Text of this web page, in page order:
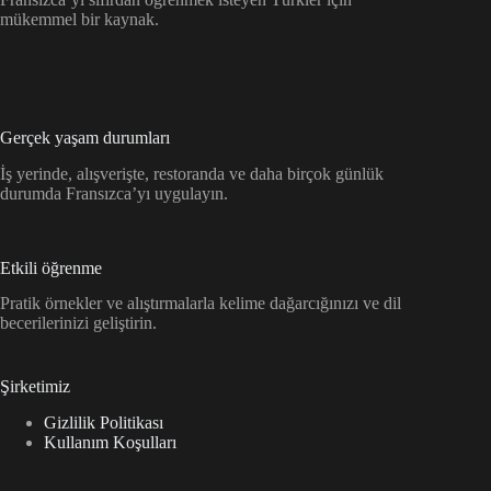
mükemmel bir kaynak.
Gerçek yaşam durumları
İş yerinde, alışverişte, restoranda ve daha birçok günlük
durumda Fransızca’yı uygulayın.
Etkili öğrenme
Pratik örnekler ve alıştırmalarla kelime dağarcığınızı ve dil
becerilerinizi geliştirin.
Şirketimiz
Gizlilik Politikası
Kullanım Koşulları